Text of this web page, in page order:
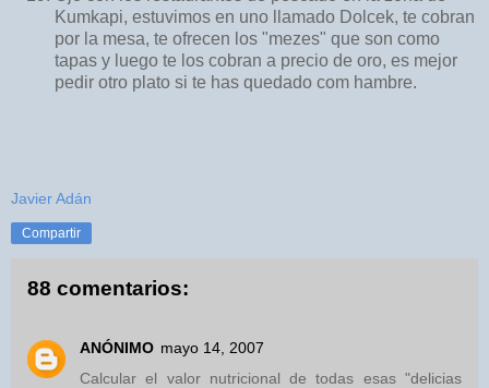
Kumkapi, estuvimos en uno llamado Dolcek, te cobran
por la mesa, te ofrecen los "mezes" que son como
tapas y luego te los cobran a precio de oro, es mejor
pedir otro plato si te has quedado com hambre.
Javier Adán
Compartir
88 comentarios:
ANÓNIMO mayo 14, 2007
Calcular el valor nutricional de todas esas "delicias